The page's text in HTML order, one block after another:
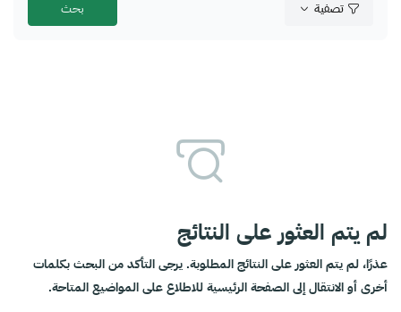
تصفية
لم يتم العثور على النتائج
عذرًا، لم يتم العثور على النتائج المطلوبة. يرجى التأكد من البحث بكلمات
أخرى أو الانتقال إلى الصفحة الرئيسية للاطلاع على المواضيع المتاحة.